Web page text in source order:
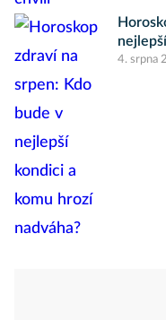
4. srpna